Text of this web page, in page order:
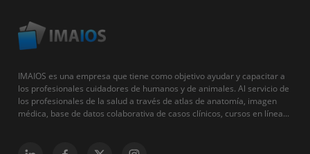
IMAIOS es una empresa que tiene como objetivo ayudar y capacitar a
los profesionales cuidadores de humanos y de animales. Al servicio de
los profesionales de la salud a través de atlas de anatomía, imagen
médica, base de datos colaborativa de casos clínicos, cursos en línea...